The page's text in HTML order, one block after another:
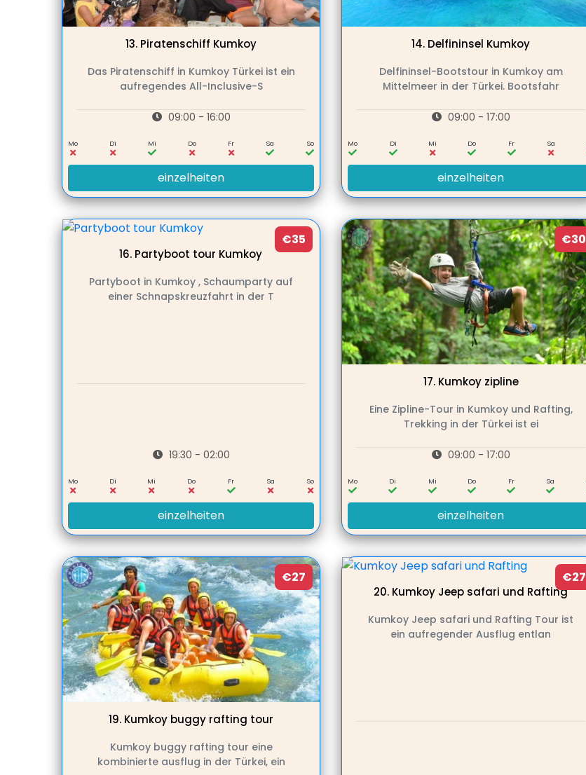
13. Piratenschiff Kumkoy
Das Piratenschiff in Kumkoy Türkei ist ein
aufregendes All-Inclusive-S
09:00 - 16:00
Mo Di Mi Do Fr Sa So
einzelheiten
14. Delfininsel Kumkoy
Delfininsel-Bootstour in Kumkoy am
Mittelmeer in der Türkei. Bootsfahr
09:00 - 17:00
Mo Di Mi Do Fr Sa
einzelheiten
€35
16. Partyboot tour Kumkoy
Partyboot in Kumkoy , Schaumparty auf
einer Schnapskreuzfahrt in der T
19:30 - 02:00
Mo Di Mi Do Fr Sa So
einzelheiten
€30
17. Kumkoy zipline
Eine Zipline-Tour in Kumkoy und Rafting,
Trekking in der Türkei ist ei
09:00 - 17:00
Mo Di Mi Do Fr Sa
einzelheiten
€27
19. Kumkoy buggy rafting tour
Kumkoy buggy rafting tour eine
kombinierte ausflug in der Türkei, ein
€27
20. Kumkoy Jeep safari und Rafting
Kumkoy Jeep safari und Rafting Tour ist
ein aufregender Ausflug entlan